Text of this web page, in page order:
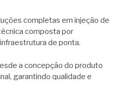
completas em injeção de
composta por
de ponta.
a concepção do produto
garantindo qualidade e